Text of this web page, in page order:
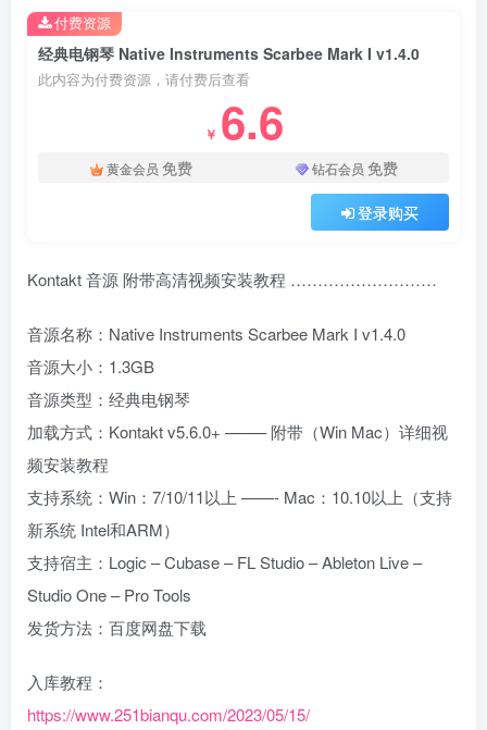
经典电钢琴 Native Instruments Scarbee Mark I v1.4.0
此内容为付费资源，请付费后查看
￥ 6.6
黄金会员 免费 钻石会员 免费
登录购买
付费资源
Kontakt 音源 附带高清视频安装教程 ………………………
音源名称：Native Instruments Scarbee Mark I v1.4.0
音源大小：1.3GB
音源类型：经典电钢琴
加载方式：Kontakt v5.6.0+ ——– 附带（Win Mac）详细视
频安装教程
支持系统：Win：7/10/11以上 ——- Mac：10.10以上（支持
新系统 Intel和ARM）
支持宿主：Logic – Cubase – FL Studio – Ableton Live –
Studio One – Pro Tools
发货方法：百度网盘下载
入库教程：
https://www.251bianqu.com/2023/05/15/